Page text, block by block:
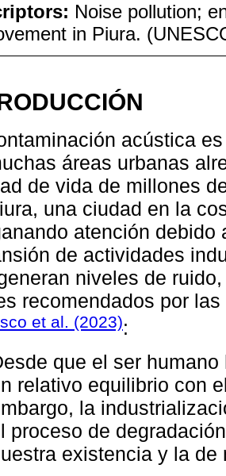
Noise pollution;
in Piura.
acústica
áreas urbanas
de vida de millones
una ciudad en la
atención
de actividades
niveles de
recomendados por
et al. (2023):
que el ser
relativo equilibrio con
la
proceso de
existencia y la